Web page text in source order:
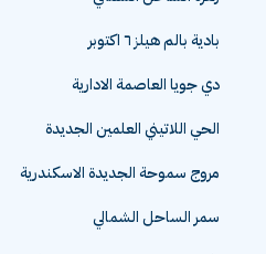
بادية بالم هيلز ٦ اكتوبر
دي جويا العاصمة الادارية
الحي اللاتيني العلمين الجديدة
مروج سموحة الجديدة الاسكندرية
سمر الساحل الشمالي